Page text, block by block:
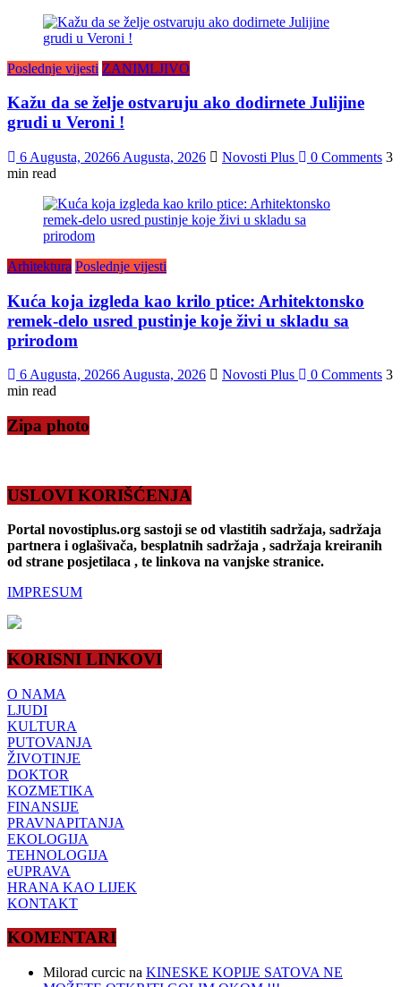
Poslednje vijesti ZANIMLJIVO
Kažu da se želje ostvaruju ako dodirnete Julijine
grudi u Veroni !
6 Augusta, 20266 Augusta, 2026 Novosti Plus 0 Comments 3
min read
Arhitektura Poslednje vijesti
Kuća koja izgleda kao krilo ptice: Arhitektonsko
remek-delo usred pustinje koje živi u skladu sa
prirodom
6 Augusta, 20266 Augusta, 2026 Novosti Plus 0 Comments 3
min read
Zipa photo
USLOVI KORIŠĆENJA
Portal novostiplus.org sastoji se od vlastitih sadržaja, sadržaja
partnera i oglašivača, besplatnih sadržaja , sadržaja kreiranih
od strane posjetilaca , te linkova na vanjske stranice.
IMPRESUM
KORISNI LINKOVI
O NAMA
LJUDI
KULTURA
PUTOVANJA
ŽIVOTINJE
DOKTOR
KOZMETIKA
FINANSIJE
PRAVNAPITANJA
EKOLOGIJA
TEHNOLOGIJA
eUPRAVA
HRANA KAO LIJEK
KONTAKT
KOMENTARI
Milorad curcic na KINESKE KOPIJE SATOVA NE